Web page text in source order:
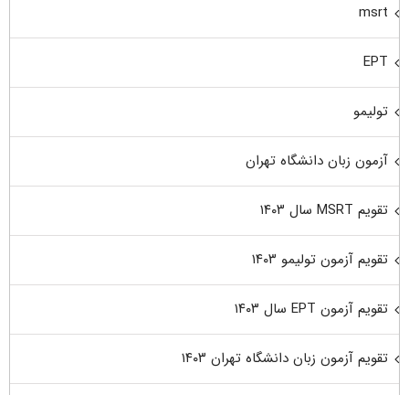
msrt
EPT
تولیمو
آزمون زبان دانشگاه تهران
تقویم MSRT سال ۱۴۰۳
تقویم آزمون تولیمو ۱۴۰۳
تقویم آزمون EPT سال ۱۴۰۳
تقویم آزمون زبان دانشگاه تهران ۱۴۰۳